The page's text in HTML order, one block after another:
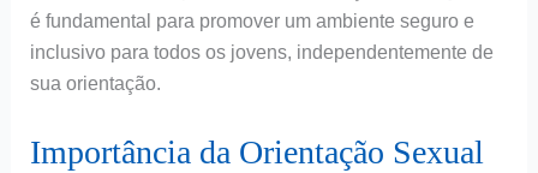
é fundamental para promover um ambiente seguro e
inclusivo para todos os jovens, independentemente de
sua orientação.
Importância da Orientação Sexual